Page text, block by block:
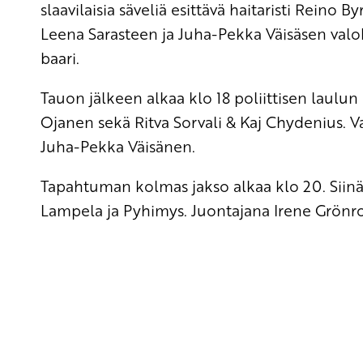
slaavilaisia säveliä esittävä haitaristi Reino
Leena Sarasteen ja Juha-Pekka Väisäsen
baari.
Tauon jälkeen alkaa klo 18 poliittisen
Ojanen sekä Ritva Sorvali & Kaj Chydenius.
Juha-Pekka Väisänen.
Tapahtuman kolmas jakso alkaa klo 20.
Lampela ja Pyhimys. Juontajana Irene